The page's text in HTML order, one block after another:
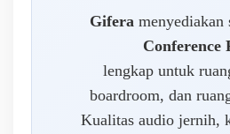
Gifera menyediakan
Conference
lengkap untuk
boardroom, dan
Kualitas audio jernih,